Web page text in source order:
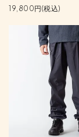
19,800円(税込)